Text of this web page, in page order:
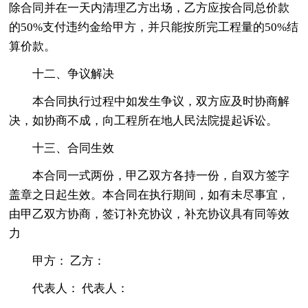
除合同并在一天内清理乙方出场，乙方应按合同总价款
的50%支付违约金给甲方，并只能按所完工程量的50%结
算价款。
十二、争议解决
本合同执行过程中如发生争议，双方应及时协商解
决，如协商不成，向工程所在地人民法院提起诉讼。
十三、合同生效
本合同一式两份，甲乙双方各持一份，自双方签字
盖章之日起生效。本合同在执行期间，如有未尽事宜，
由甲乙双方协商，签订补充协议，补充协议具有同等效
力
甲方： 乙方：
代表人： 代表人：